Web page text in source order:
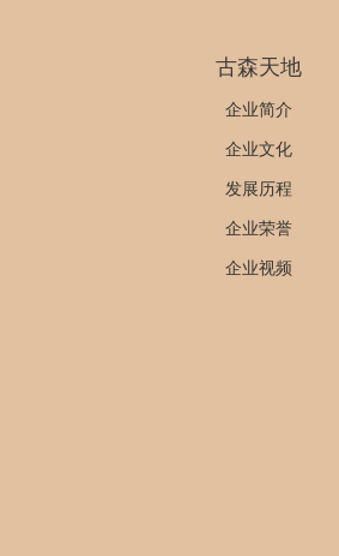
古森天地
企业简介
企业文化
发展历程
企业荣誉
企业视频